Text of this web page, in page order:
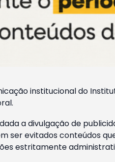
institucional do
a divulgação de
ser evitados conteúdos
estritamente